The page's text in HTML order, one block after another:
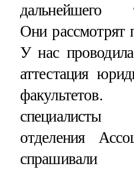
дальнейшего
Они рассмотрят
У нас
аттестация
специалисты
отделения
спрашивали